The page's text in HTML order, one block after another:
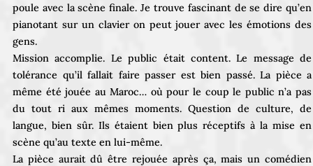
poule avec la scène finale. Je trouve fascinant de se dire qu’en
pianotant sur un clavier on peut jouer avec les émotions des
gens.
Mission accomplie. Le public était content. Le message de
tolérance qu’il fallait faire passer est bien passé. La pièce a
même été jouée au Maroc… où pour le coup le public n’a pas
du tout ri aux mêmes moments. Question de culture, de
langue, bien sûr. Ils étaient bien plus réceptifs à la mise en
scène qu’au texte en lui-même.
La pièce aurait dû être rejouée après ça, mais un comédien